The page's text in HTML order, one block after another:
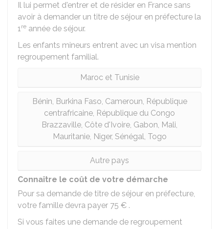
Il lui permet d'entrer et de résider en France sans
avoir à demander un titre de séjour en préfecture la
1re année de séjour.
Les enfants mineurs entrent avec un visa mention
regroupement familial.
Maroc et Tunisie
Bénin, Burkina Faso, Cameroun, République
centrafricaine, République du Congo
Brazzaville, Côte d'Ivoire, Gabon, Mali,
Mauritanie, Niger, Sénégal, Togo
Autre pays
Connaître le coût de votre démarche
Pour sa demande de titre de séjour en préfecture,
votre famille devra payer 75 € .
Si vous faites une demande de regroupement